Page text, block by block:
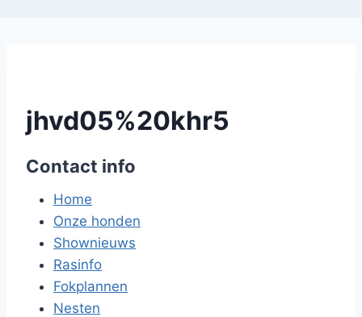
jhvd05%20khr5
Contact info
Home
Onze honden
Shownieuws
Rasinfo
Fokplannen
Nesten